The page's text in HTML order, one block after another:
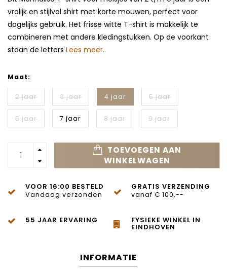
vrolijk en stijlvol shirt met korte mouwen, perfect voor
dagelijks gebruik. Het frisse witte T-shirt is makkelijk te
combineren met andere kledingstukken. Op de voorkant
staan de letters Lees meer..
Maat:
2 jaar 3 jaar 4 jaar 5 jaar
6 jaar 7 jaar 8 jaar 9 jaar
TOEVOEGEN AAN
WINKELWAGEN
VOOR 16:00 BESTELD
Vandaag verzonden
GRATIS VERZENDING
vanaf € 100,--
55 JAAR ERVARING FYSIEKE WINKEL IN
EINDHOVEN
INFORMATIE